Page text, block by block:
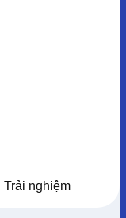
Trải nghiệm